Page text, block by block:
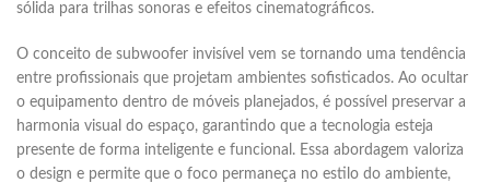
sólida para trilhas sonoras e efeitos cinematográficos.
O conceito de subwoofer invisível vem se tornando uma tendência
entre profissionais que projetam ambientes sofisticados. Ao ocultar
o equipamento dentro de móveis planejados, é possível preservar a
harmonia visual do espaço, garantindo que a tecnologia esteja
presente de forma inteligente e funcional. Essa abordagem valoriza
o design e permite que o foco permaneça no estilo do ambiente,